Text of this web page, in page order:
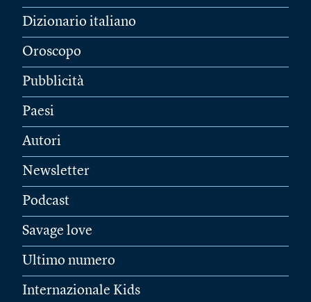
Dizionario italiano
Oroscopo
Pubblicità
Paesi
Autori
Newsletter
Podcast
Savage love
Ultimo numero
Internazionale Kids